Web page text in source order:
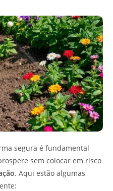
segura é fundamental
sem colocar em risco
. Aqui estão algumas